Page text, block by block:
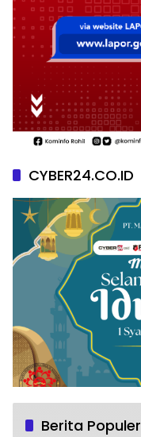
CYBER24.CO.ID
Berita Populer